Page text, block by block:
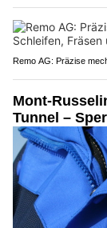
Remo AG: Präzise
Mont-
Tunnel –